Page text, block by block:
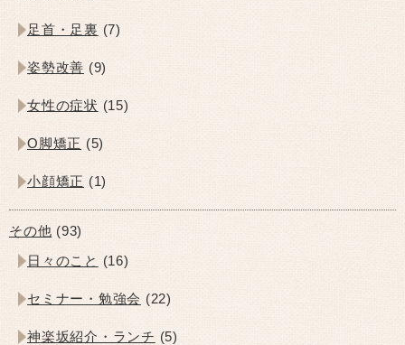
足首・足裏 (7)
姿勢改善 (9)
女性の症状 (15)
O脚矯正 (5)
小顔矯正 (1)
その他 (93)
日々のこと (16)
セミナー・勉強会 (22)
神楽坂紹介・ランチ (5)